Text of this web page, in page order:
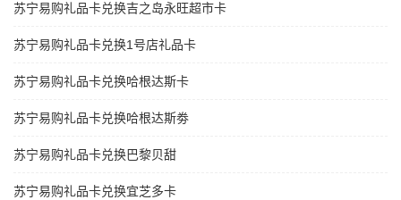
苏宁易购礼品卡兑换吉之岛永旺超市卡
苏宁易购礼品卡兑换1号店礼品卡
苏宁易购礼品卡兑换哈根达斯卡
苏宁易购礼品卡兑换哈根达斯劵
苏宁易购礼品卡兑换巴黎贝甜
苏宁易购礼品卡兑换宜芝多卡